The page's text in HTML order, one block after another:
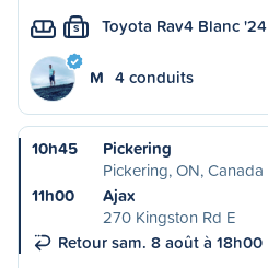
S Toyota Rav4 Blanc '24
M 4 conduits
10h45
Pickering
Pickering, ON, Canada
11h00
Ajax
270 Kingston Rd E
Retour sam. 8 août à 18h00